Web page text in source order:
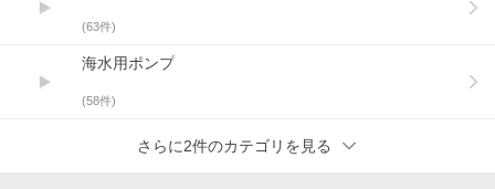
(63件)
海水用ポンプ
(58件)
さらに2件のカテゴリを見る